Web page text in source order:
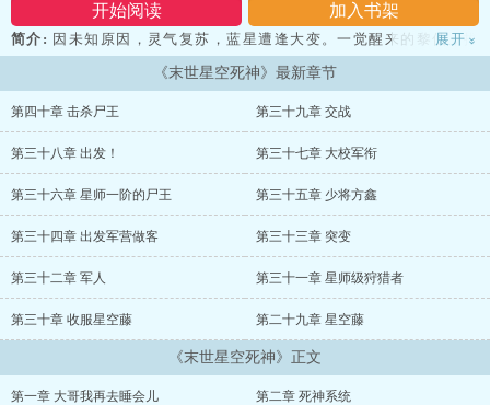
开始阅读 加入书架
简介: 因未知原因，灵气复苏，蓝星遭逢大变。一觉醒来的黎仙，推
开门发现对面站着一名丧尸，露出了一个尴尬又不失礼貌的微笑：“不
好意思，我可能没睡醒，您请便，我再睡会。”...
展开 »
《末世星空死神》最新章节
第四十章 击杀尸王 第三十九章 交战
第三十八章 出发！ 第三十七章 大校军衔
第三十六章 星师一阶的尸王 第三十五章 少将方鑫
第三十四章 出发军营做客 第三十三章 突变
第三十二章 军人 第三十一章 星师级狩猎者
第三十章 收服星空藤 第二十九章 星空藤
《末世星空死神》正文
第一章 大哥我再去睡会儿 第二章 死神系统